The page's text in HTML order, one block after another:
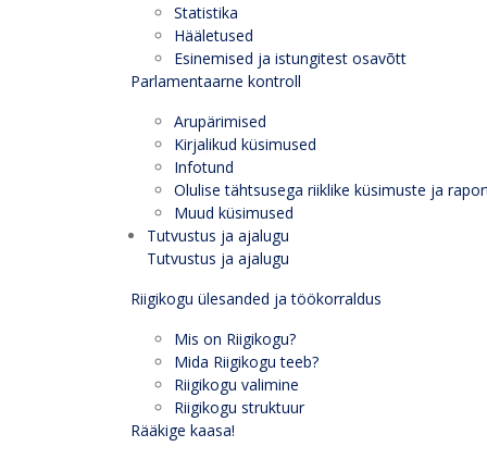
Statistika
Hääletused
Esinemised ja istungitest osavõtt
Parlamentaarne kontroll
Arupärimised
Kirjalikud küsimused
Infotund
Olulise tähtsusega riiklike küsimuste ja
Muud küsimused
Tutvustus ja ajalugu
Tutvustus ja ajalugu
Riigikogu ülesanded ja töökorraldus
Mis on Riigikogu?
Mida Riigikogu teeb?
Riigikogu valimine
Riigikogu struktuur
Rääkige kaasa!